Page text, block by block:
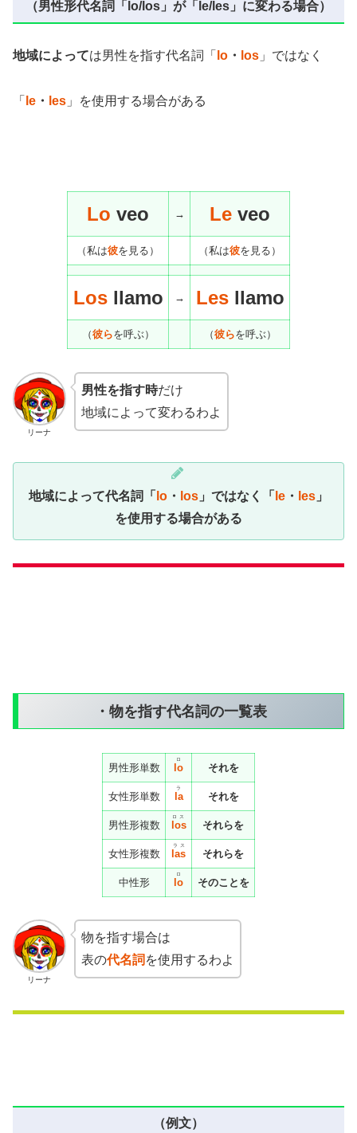
（男性形代名詞「lo/los」が「le/les」に変わる場合）
地域によっては男性を指す代名詞「 lo ・ los 」ではなく
「 le ・ les 」を使用する場合がある
Lo veo → Le veo
（私は彼を見る） （私は彼を見る）
Los llamo → Les llamo
（彼らを呼ぶ） （彼らを呼ぶ）
リーナ
男性を指す時だけ
地域によって変わるわよ
地域によって代名詞「 lo ・ los 」ではなく「 le ・ les 」
を使用する場合がある
・物を指す代名詞の一覧表
男性形単数 lo
ロ
それを
女性形単数 la
ラ
それを
男性形複数 los
ロス
それらを
女性形複数 las
ラス
それらを
中性形 lo
ロ
そのことを
リーナ
物を指す場合は
表の代名詞 を使用するわよ
（例文）